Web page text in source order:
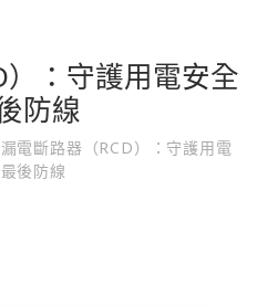
：守護用電安全
防線
漏電斷路器（RCD）：守護用電
後防線